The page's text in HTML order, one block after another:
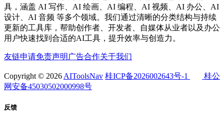
具，涵盖 AI 写作、AI 绘画、AI 编程、AI 视频、AI 办公、AI
设计、AI 音频 等多个领域。我们通过清晰的分类结构与持续
更新的工具库，帮助创作者、开发者、自媒体从业者以及办公
用户快速找到合适的AI工具，提升效率与创造力。
友链申请免责声明 广告合作关于我们
Copyright © 2026 AIToolsNav 桂ICP备2026002643号-1
桂公
网安备45030502000998号
反馈